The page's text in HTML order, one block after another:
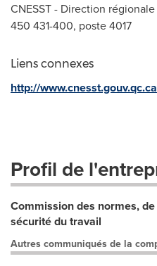
CNESST - Direction
450 431-400, poste 4017
Liens connexes
http://
Profil de
Commission des normes,
sécurité du travail
Autres communiqués de la